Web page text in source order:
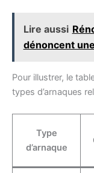
Lire aussi
dénoncent
Pour illustrer, le
types d’arnaques
Type
d’arnaque